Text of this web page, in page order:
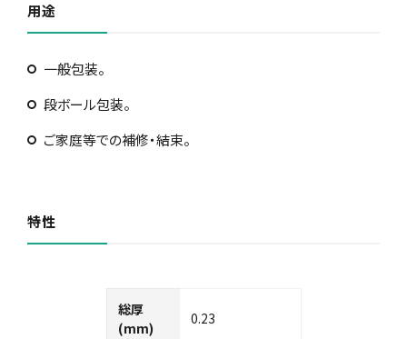
用途
一般包装。
段ボール包装。
ご家庭等での補修・結束。
特性
総厚
(mm)
0.23